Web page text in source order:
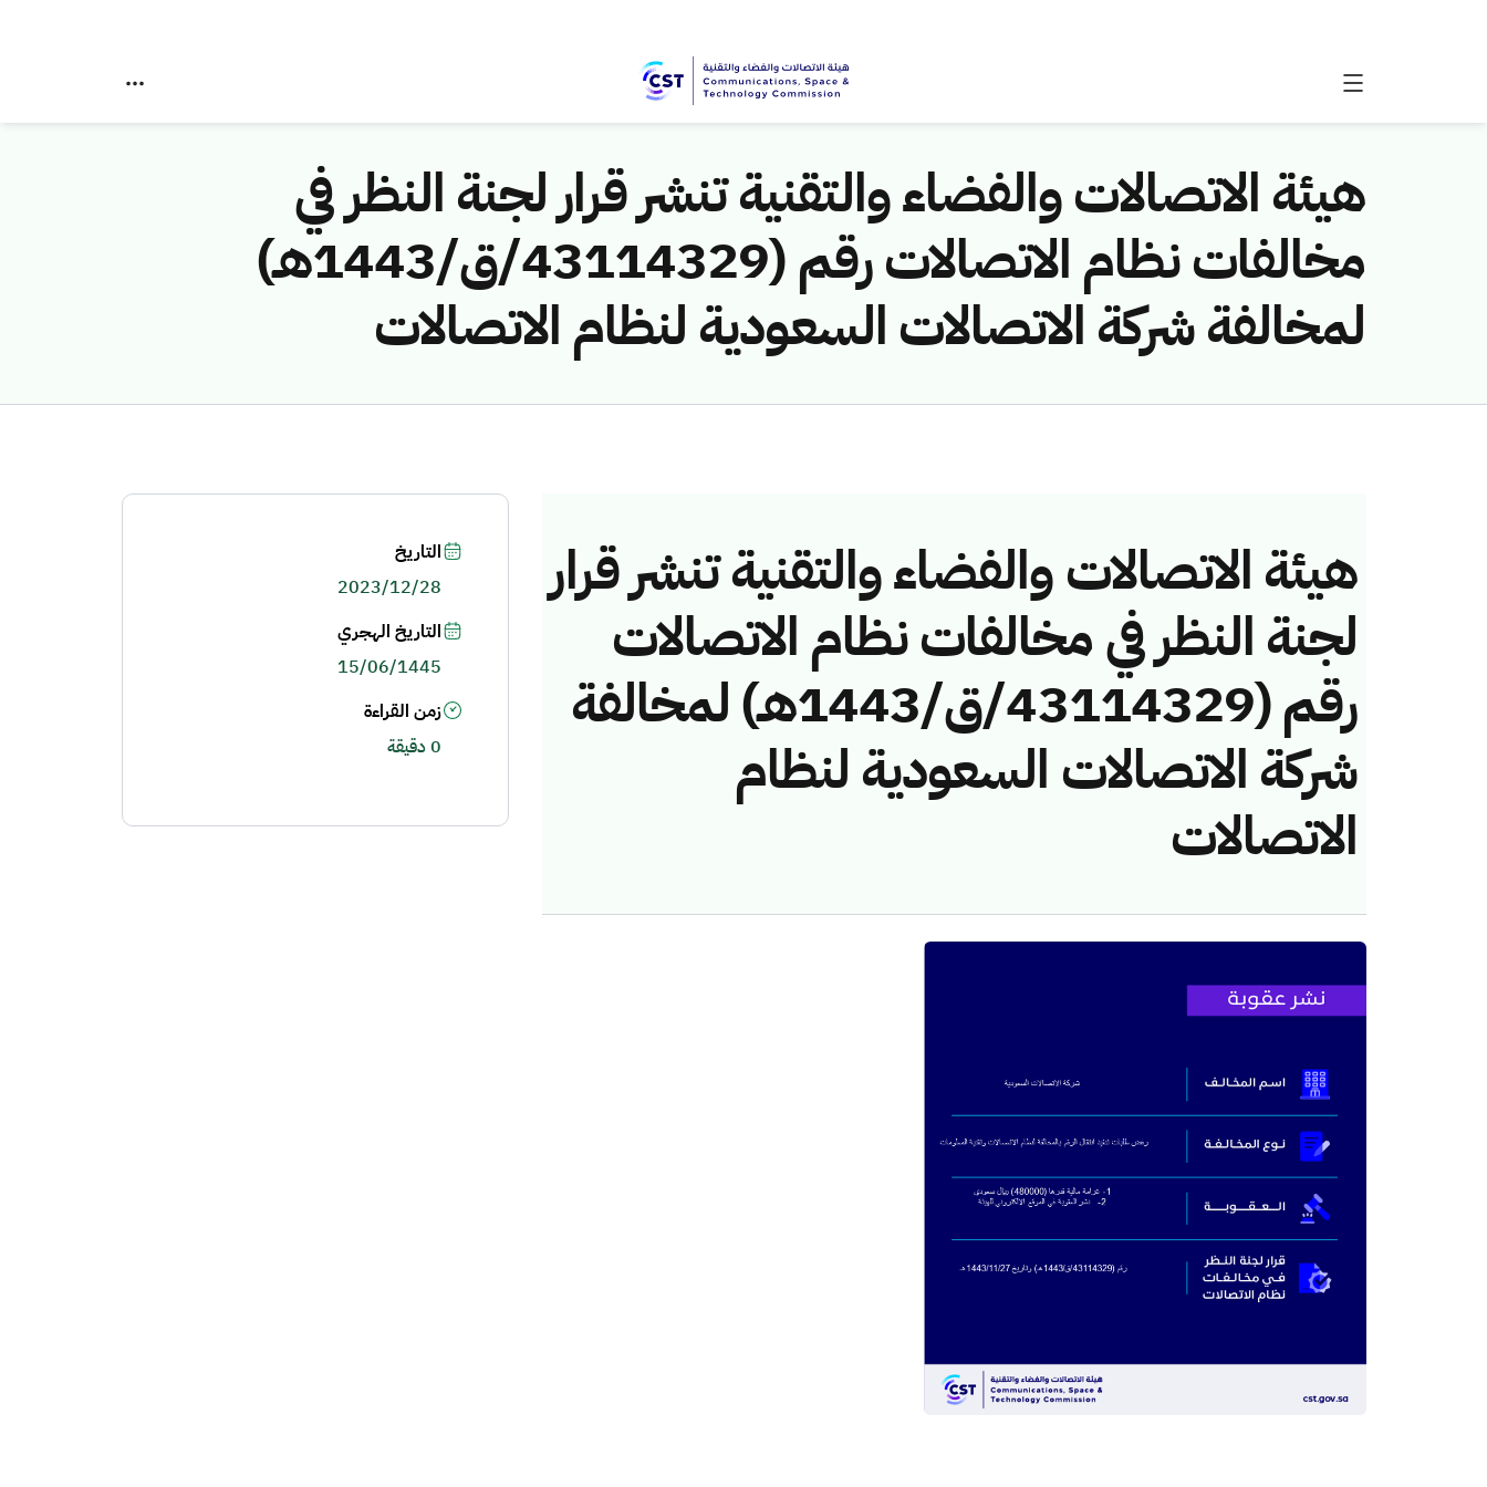
هيئة الاتصالات والفضاء والتقنية تنشر قرار لجنة النظر في
مخالفات نظام الاتصالات رقم (43114329/ق/1443هـ)
لمخالفة شركة الاتصالات السعودية لنظام الاتصالات
هيئة الاتصالات والفضاء والتقنية تنشر قرار
لجنة النظر في مخالفات نظام الاتصالات
رقم (43114329/ق/1443هـ) لمخالفة
شركة الاتصالات السعودية لنظام
الاتصالات
التاريخ
2023/12/28
التاريخ الهجري
15/06/1445
زمن القراءة
0 دقيقة